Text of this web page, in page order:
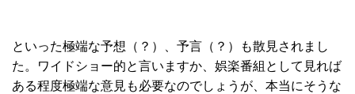
といった極端な予想（？）、予言（？）も散見されまし
た。ワイドショー的と言いますか、娯楽番組として見れば
ある程度極端な意見も必要なのでしょうが、本当にそうな